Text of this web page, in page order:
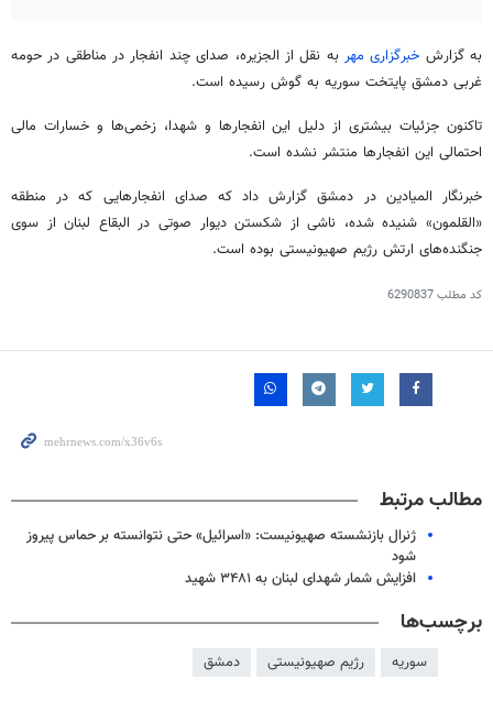
به گزارش خبرگزاری مهر به نقل از الجزیره، صدای چند انفجار در مناطقی در حومه
غربی دمشق پایتخت سوریه به گوش رسیده است.
تاکنون جزئیات بیشتری از دلیل این انفجارها و شهدا، زخمی‌ها و خسارات مالی
احتمالی این انفجارها منتشر نشده است.
خبرنگار المیادین در دمشق گزارش داد که صدای انفجارهایی که در منطقه
«القلمون» شنیده شده، ناشی از شکستن دیوار صوتی در البقاع لبنان از سوی
جنگنده‌های ارتش رژیم صهیونیستی بوده است.
کد مطلب6290837
مطالب مرتبط
ژنرال بازنشسته صهیونیست: «اسرائیل» حتی نتوانسته بر حماس پیروز
شود
افزایش شمار شهدای لبنان به ۳۴۸۱ شهید
برچسب‌ها
سوریه رژیم صهیونیستی دمشق